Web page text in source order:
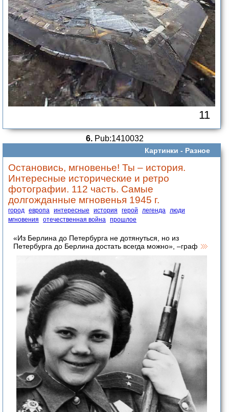
11
6.Pub:1410032
Картинки - Разное
Остановись, мгновенье! Ты – история.
Интересные исторические и ретро
фотографии. 112 часть. Самые
долгожданные мгновенья 1945 г.
город европа интересные история герой легенда люди
мгновения
отечественная война прошлое
«Из Берлина до Петербурга не дотянуться, но из
Петербурга до Берлина достать всегда можно», –граф